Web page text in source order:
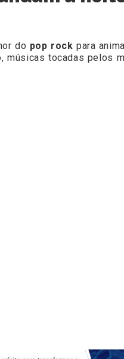
do pop rock para
músicas tocadas pelos